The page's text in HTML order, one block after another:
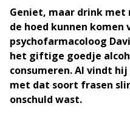
Geniet, maar drink met
de hoed kunnen komen
psychofarmacoloog
het giftige goedje
consumeren. Al vindt
met dat soort frasen
onschuld wast.